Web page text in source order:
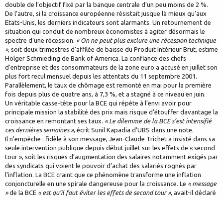
double de l’objectif fixé par la banque centrale d’un peu moins de 2 %.
De l’autre, si la croissance européenne résistait jusque là mieux qu’aux
Etats-Unis, les derniers indicateurs sont alarmants. Un retournement de
situation qui conduit de nombreux économistes à agiter désormais le
spectre d’une récession. « On ne peut plus exclure une récession technique
», soit deux trimestres d’affilée de baisse du Produit Intérieur Brut, estime
Holger Schmieding de Bank of America. La confiance des chefs
d'entreprise et des consommateurs de la zone euro a accusé en juillet son
plus fort recul mensuel depuis les attentats du 11 septembre 2001.
Parallèlement, le taux de chômage est remonté en mai pour la première
fois depuis plus de quatre ans, à 7,3 %, et a stagné à ce niveau en juin.
Un véritable casse-tête pour la BCE qui répète à l’envi avoir pour
principale mission la stabilité des prix mais risque d’étouffer davantage la
croissance en remontant ses taux. « Le dilemme de la BCE s’est intensifié
ces dernières semaines », écrit Sunil Kapadia d’UBS dans une note.
Il n'empêche : fidèle à son message, Jean-Claude Trichet a insisté dans sa
seule intervention publique depuis début juillet sur les effets de « second
tour », soit les risques d’augmentation des salaires notamment exigés par
des syndicats qui voient le pouvoir d’achat des salariés rognés par
l’inflation. La BCE craint que ce phénomène transforme une inflation
conjoncturelle en une spirale dangereuse pour la croissance. Le « message
»de la BCE « est qu’il faut éviter les effets de second tour », avait-il déclaré